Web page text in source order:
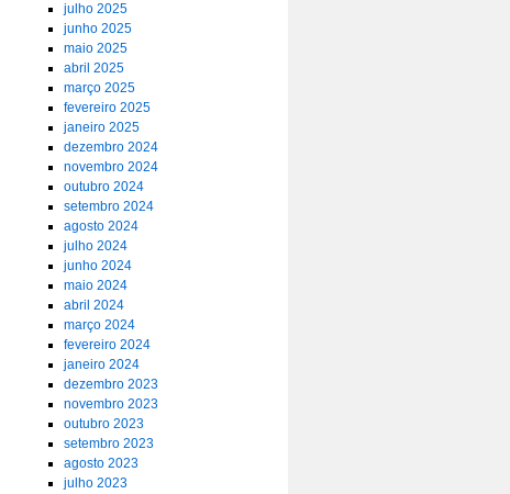
julho 2025
junho 2025
maio 2025
abril 2025
março 2025
fevereiro 2025
janeiro 2025
dezembro 2024
novembro 2024
outubro 2024
setembro 2024
agosto 2024
julho 2024
junho 2024
maio 2024
abril 2024
março 2024
fevereiro 2024
janeiro 2024
dezembro 2023
novembro 2023
outubro 2023
setembro 2023
agosto 2023
julho 2023